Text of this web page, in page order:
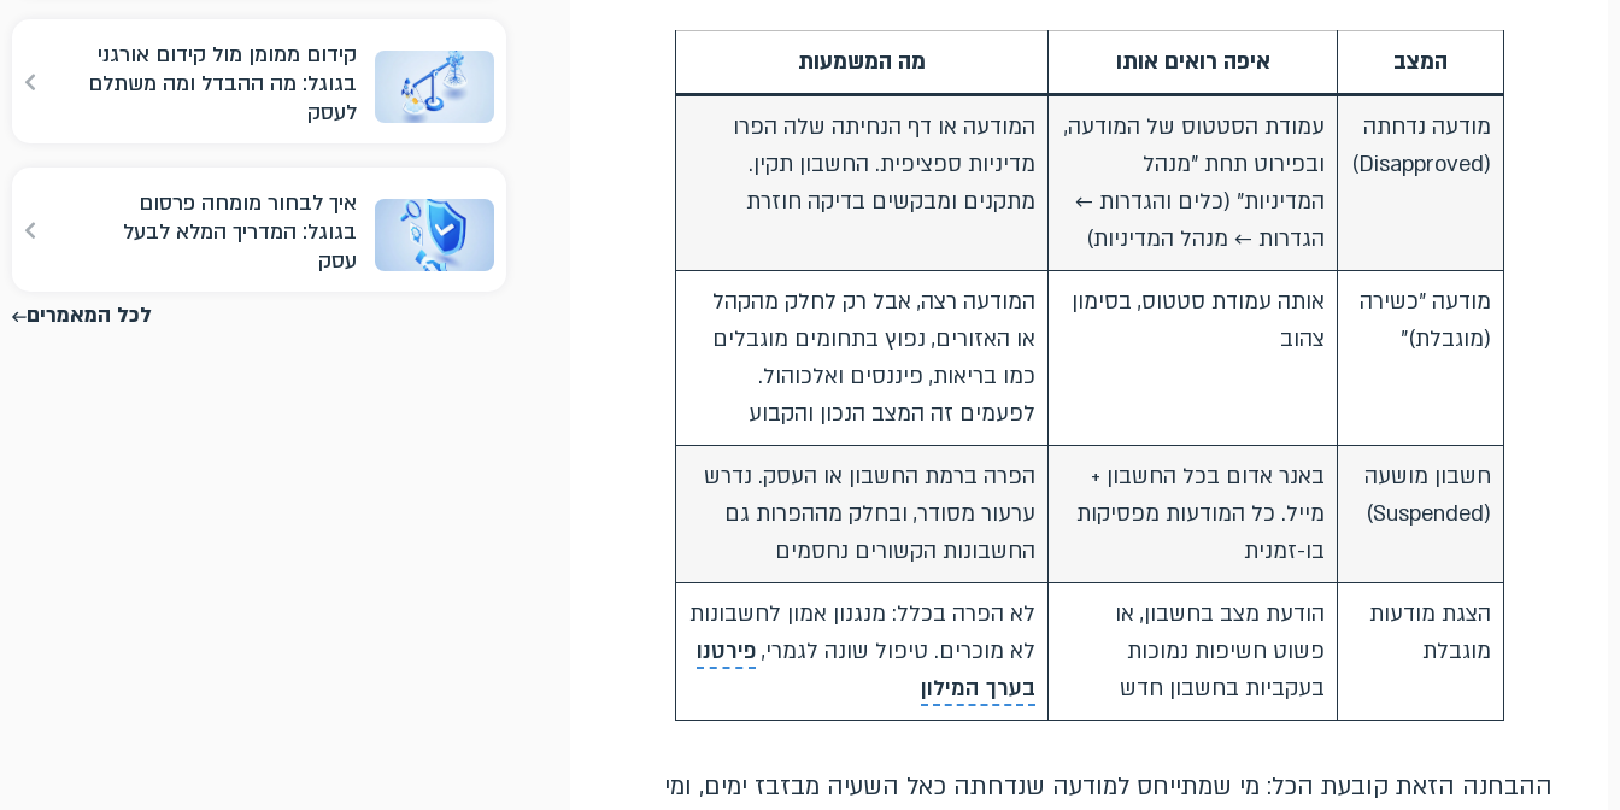
המצב איפה רואים אותו מה המשמעות
מודעה נדחתה
(Disapproved)
עמודת הסטטוס של המודעה,
ובפירוט תחת "מנהל
המדיניות" (כלים והגדרות ←
הגדרות ← מנהל המדיניות)
המודעה או דף הנחיתה שלה הפרו
מדיניות ספציפית. החשבון תקין.
מתקנים ומבקשים בדיקה חוזרת
מודעה "כשירה
(מוגבלת)"
אותה עמודת סטטוס, בסימון
צהוב
המודעה רצה, אבל רק לחלק מהקהל
או האזורים, נפוץ בתחומים מוגבלים
כמו בריאות, פיננסים ואלכוהול.
לפעמים זה המצב הנכון והקבוע
חשבון מושעה
(Suspended)
באנר אדום בכל החשבון +
מייל. כל המודעות מפסיקות
בו-זמנית
הפרה ברמת החשבון או העסק. נדרש
ערעור מסודר, ובחלק מההפרות גם
החשבונות הקשורים נחסמים
הצגת מודעות
מוגבלת
הודעת מצב בחשבון, או
פשוט חשיפות נמוכות
בעקביות בחשבון חדש
לא הפרה בכלל: מנגנון אמון לחשבונות
לא מוכרים. טיפול שונה לגמרי,פירטנו
בערך המילון
ההבחנה הזאת קובעת הכל: מי שמתייחס למודעה שנדחתה כאל השעיה מבזבז ימים, ומי
קידום ממומן מול קידום אורגני
בגוגל: מה ההבדל ומה משתלם
לעסק
איך לבחור מומחה פרסום
בגוגל: המדריך המלא לבעל
עסק
לכל המאמרים